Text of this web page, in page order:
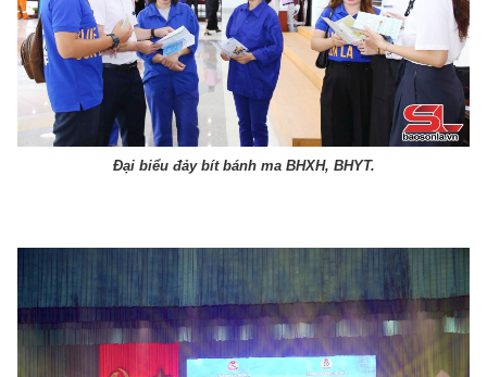
Đại biểu đảy bít bánh ma BHXH, BHYT.